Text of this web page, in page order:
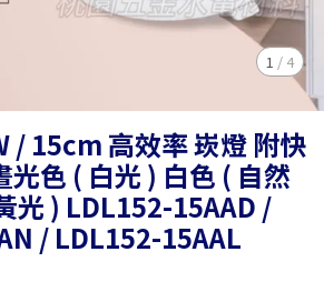
1 / 4
/ 15cm 高效率 崁燈 附快
光色 ( 白光 ) 白色 ( 自然
光 ) LDL152-15AAD /
/ LDL152-15AAL